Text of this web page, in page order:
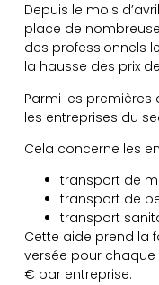
Depuis le mois
place de
des professionnels
la hausse des prix
Parmi les premières
les entreprises du
Cela concerne les
transport de
transport de
transport
Cette aide prend la
versée pour
€ par entreprise.